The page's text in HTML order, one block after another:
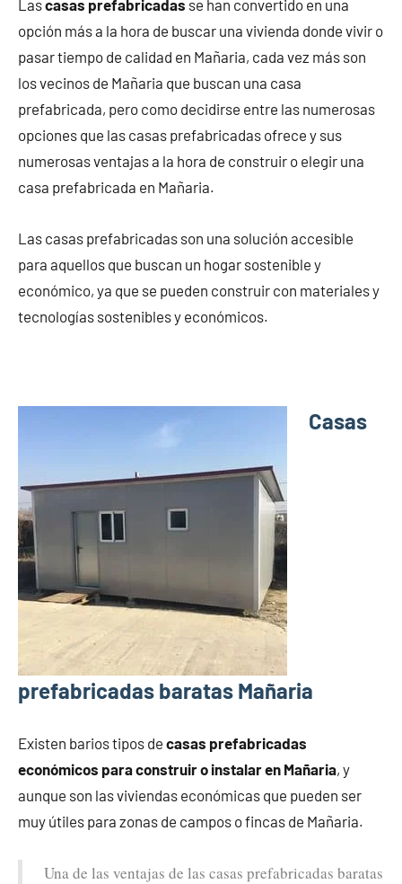
Lascasas prefabricadas se han convertido en una
opción más a la hora de buscar una vivienda donde vivir o
pasar tiempo de calidad en Mañaria, cada vez más son
los vecinos de Mañaria que buscan una casa
prefabricada, pero como decidirse entre las numerosas
opciones que las casas prefabricadas ofrece y sus
numerosas ventajas a la hora de construir o elegir una
casa prefabricada en Mañaria.
Las casas prefabricadas son una solución accesible
para aquellos que buscan un hogar sostenible y
económico, ya que se pueden construir con materiales y
tecnologías sostenibles y económicos.
Casas
prefabricadas baratas Mañaria
Existen barios tipos de casas prefabricadas
económicos para construir o instalar en Mañaria, y
aunque son las viviendas económicas que pueden ser
muy útiles para zonas de campos o fincas de Mañaria.
Una de las ventajas de las casas prefabricadas baratas